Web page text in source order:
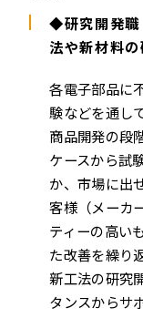
◆研究開発職
法や新材料の
各電子部品に
験などを通し
商品開発の段
ケースから試
か、市場に出
客様（メーカ
ティーの高い
た改善を繰り
新工法の研究
タンスからサ